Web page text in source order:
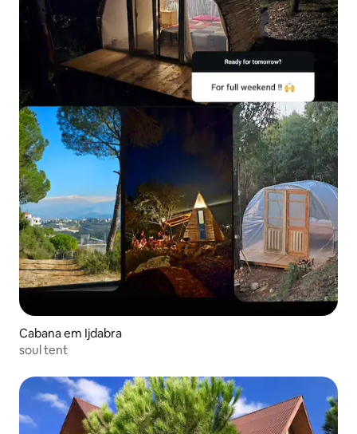
Cabana em Ijdabra
soul tent